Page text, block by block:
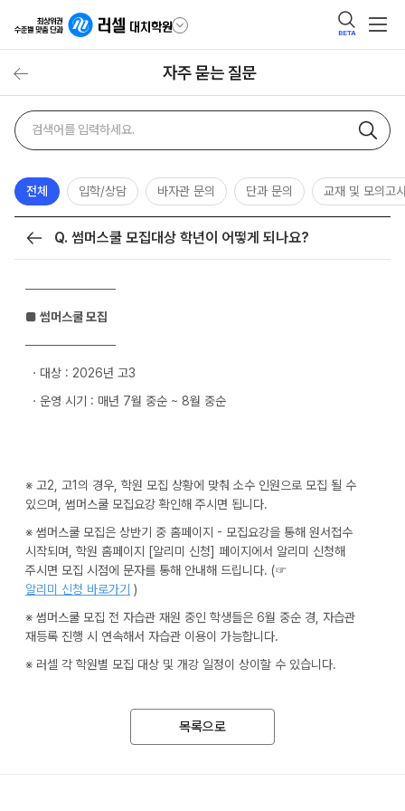
BETA
자주 묻는 질문
자주
묻는
검색
검색어
전체 입학/상담 바자관 문의 단과 문의 교재 및 모의고
목록 Q. 썸머스쿨 모집대상 학년이 어떻게 되나요?
──────────
■ 썸머스쿨 모집
──────────
ㆍ대상 : 2026년 고3
ㆍ운영 시기 : 매년 7월 중순 ~ 8월 중순
※ 고2, 고1의 경우, 학원 모집 상황에 맞춰 소수 인원으로 모집 될 수
있으며, 썸머스쿨 모집요강 확인해 주시면 됩니다.
※ 썸머스쿨 모집은 상반기 중 홈페이지 - 모집요강을 통해 원서접수
시작되며, 학원 홈페이지 [알리미 신청] 페이지에서 알리미 신청해
주시면 모집 시점에 문자를 통해 안내해 드립니다. (☞
알리미 신청 바로가기 )
※ 썸머스쿨 모집 전 자습관 재원 중인 학생들은 6월 중순 경, 자습관
재등록 진행 시 연속해서 자습관 이용이 가능합니다.
※ 러셀 각 학원별 모집 대상 및 개강 일정이 상이할 수 있습니다.
목록으로